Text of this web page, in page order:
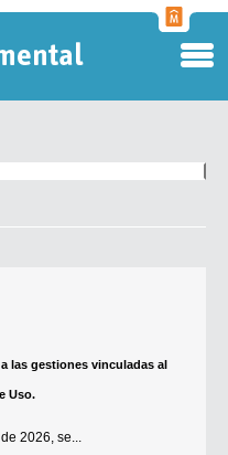
las gestiones vinculadas al
Uso.
2026, se...